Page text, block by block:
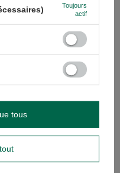
Poser une question
34,99 € / ensemble
Toujours
actif
tous